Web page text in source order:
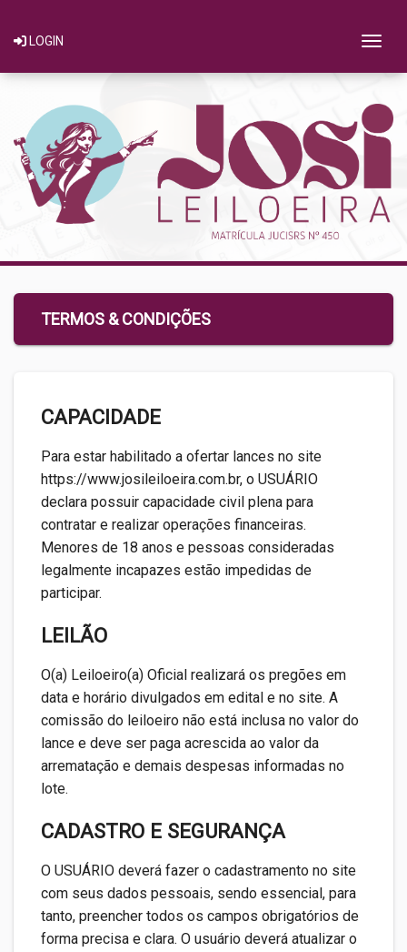
LOGIN
TERMOS & CONDIÇÕES
CAPACIDADE
Para estar habilitado a ofertar lances no site
https://www.josileiloeira.com.br, o USUÁRIO
declara possuir capacidade civil plena para
contratar e realizar operações financeiras.
Menores de 18 anos e pessoas consideradas
legalmente incapazes estão impedidas de
participar.
LEILÃO
O(a) Leiloeiro(a) Oficial realizará os pregões em
data e horário divulgados em edital e no site. A
comissão do leiloeiro não está inclusa no valor do
lance e deve ser paga acrescida ao valor da
arrematação e demais despesas informadas no
lote.
CADASTRO E SEGURANÇA
O USUÁRIO deverá fazer o cadastramento no site
com seus dados pessoais, sendo essencial, para
tanto, preencher todos os campos obrigatórios de
forma precisa e clara. O usuário deverá atualizar o